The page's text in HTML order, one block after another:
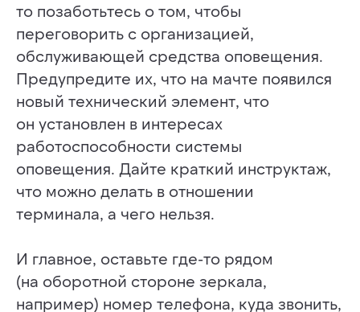
то позаботьтесь о том, чтобы
переговорить с организацией,
обслуживающей средства оповещения.
Предупредите их, что на мачте появился
новый технический элемент, что
он установлен в интересах
работоспособности системы
оповещения. Дайте краткий инструктаж,
что можно делать в отношении
терминала, а чего нельзя.
И главное, оставьте где-то рядом
(на оборотной стороне зеркала,
например) номер телефона, куда звонить,